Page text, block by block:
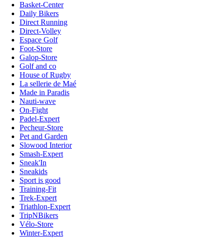
Basket-Center
Daily Bikers
Direct Running
Direct-Volley
Espace Golf
Foot-Store
Galop-Store
Golf and co
House of Rugby
La sellerie de Maé
Made in Paradis
Nauti-wave
On-Fight
Padel-Expert
Pecheur-Store
Pet and Garden
Slowood Interior
Smash-Expert
Sneak'In
Sneakids
Sport is good
Training-Fit
Trek-Expert
Triathlon-Expert
TripNBikers
Vélo-Store
Winter-Expert